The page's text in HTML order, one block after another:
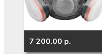
7 200.00 p.